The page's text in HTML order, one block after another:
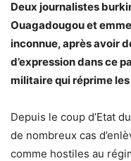
Deux journalistes
Ouagadougou et
inconnue, après avoir
d’expression dans ce
militaire qui réprime
Depuis le coup d’Etat
de nombreux cas
comme hostiles au